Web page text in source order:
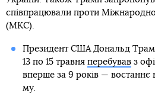
співпрацювали проти
(МКС).
Президент США Дональд
13 по 15 травня перебувавз
вперше за 9 років — востаннє
му.